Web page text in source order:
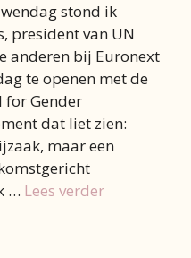
stond ik
president van UN
anderen bij Euronext
te openen met de
for Gender
dat liet zien:
maar een
… Lees verder